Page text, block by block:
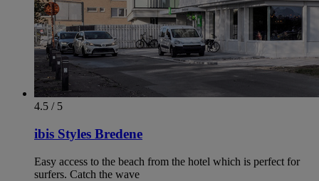
4.5 / 5
ibis Styles Bredene
Easy access to the beach from the hotel which is perfect for
surfers. Catch the wave